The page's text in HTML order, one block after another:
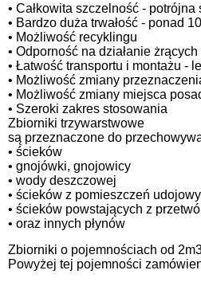
• Całkowita szczelność - potrójna
• Bardzo duża trwałość - ponad
• Możliwość recyklingu
• Odporność na działanie
• Łatwość transportu i montażu -
• Możliwość zmiany
• Możliwość zmiany miejsca
• Szeroki zakres stosowania
Zbiorniki trzywarstwowe
są przeznaczone do
• ścieków
• gnojówki, gnojowicy
• wody deszczowej
• ścieków z pomieszczeń
• ścieków powstających z
• oraz innych płynów
Zbiorniki o pojemnościach od
Powyżej tej pojemności